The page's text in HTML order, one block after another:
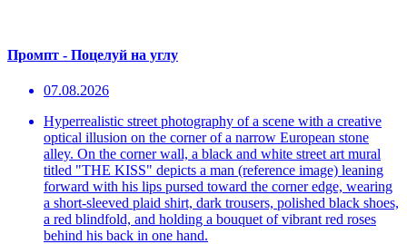
Промпт - Поцелуй на углу
07.08.2026
Hyperrealistic street photography of a scene with a creative
optical illusion on the corner of a narrow European stone
alley. On the corner wall, a black and white street art mural
titled "THE KISS" depicts a man (reference image) leaning
forward with his lips pursed toward the corner edge, wearing
a short-sleeved plaid shirt, dark trousers, polished black shoes,
a red blindfold, and holding a bouquet of vibrant red roses
behind his back in one hand.